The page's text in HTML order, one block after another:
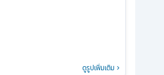
ดูรูปเพิ่มเติม